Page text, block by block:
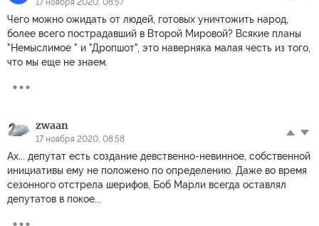
17 ноября 2020, 08:57
Чего можно ожидать от людей, готовых уничтожить народ,
более всего пострадавший в Второй Мировой? Всякие планы
"Немыслимое " и "Дропшот", это наверняка малая честь из того,
что мы еще не знаем.
zwaan
17 ноября 2020, 08:58
Ах... депутат есть создание девственно-невинное, собственной
инициативы ему не положено по определению. Даже во время
сезонного отстрела шерифов, Боб Марли всегда оставлял
депутатов в покое...